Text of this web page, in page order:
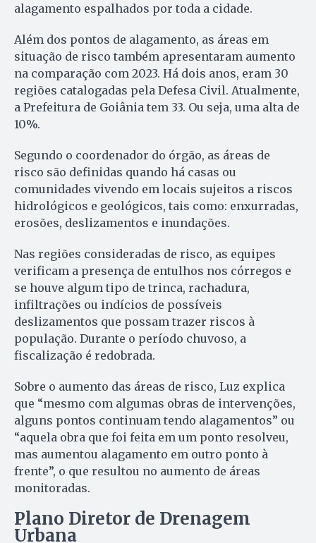
alagamento espalhados por toda a cidade.
Além dos pontos de alagamento, as áreas em
situação de risco também apresentaram aumento
na comparação com 2023. Há dois anos, eram 30
regiões catalogadas pela Defesa Civil. Atualmente,
a Prefeitura de Goiânia tem 33. Ou seja, uma alta de
10%.
Segundo o coordenador do órgão, as áreas de
risco são definidas quando há casas ou
comunidades vivendo em locais sujeitos a riscos
hidrológicos e geológicos, tais como: enxurradas,
erosões, deslizamentos e inundações.
Nas regiões consideradas de risco, as equipes
verificam a presença de entulhos nos córregos e
se houve algum tipo de trinca, rachadura,
infiltrações ou indícios de possíveis
deslizamentos que possam trazer riscos à
população. Durante o período chuvoso, a
fiscalização é redobrada.
Sobre o aumento das áreas de risco, Luz explica
que “mesmo com algumas obras de intervenções,
alguns pontos continuam tendo alagamentos” ou
“aquela obra que foi feita em um ponto resolveu,
mas aumentou alagamento em outro ponto à
frente”, o que resultou no aumento de áreas
monitoradas.
Plano Diretor de Drenagem
Urbana